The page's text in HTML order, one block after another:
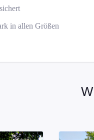
in allen Größen